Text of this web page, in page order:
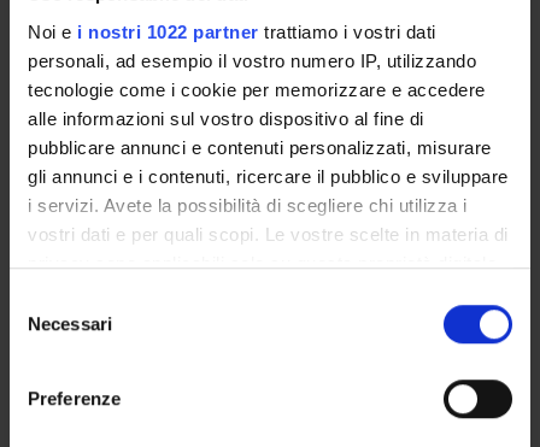
Noi e i nostri 1022 partner trattiamo i vostri dati
personali, ad esempio il vostro numero IP, utilizzando
tecnologie come i cookie per memorizzare e accedere
alle informazioni sul vostro dispositivo al fine di
pubblicare annunci e contenuti personalizzati, misurare
gli annunci e i contenuti, ricercare il pubblico e sviluppare
i servizi. Avete la possibilità di scegliere chi utilizza i
vostri dati e per quali scopi. Le vostre scelte in materia di
privacy sono applicabili solo su questa proprietà digitale
modificare o revocare il proprio consenso in qualsiasi
momento dalla Dichiarazione sui cookie o facendo clic
delNecessari
Preferenze
Breve descrizione dei contenuti:
Analisi della forma di governo della Repubblica federale
tedesca e delle sfide attuali, alla luce dei più recenti
avvenimenti e in particolare della giurisprudenza
costituzionale
Id prodotto:
139866
Handle IRIS:
11562/1127227
25 maggio 2024
Palermo, F.; Woelk, J.
L'evoluzione della forma di governo